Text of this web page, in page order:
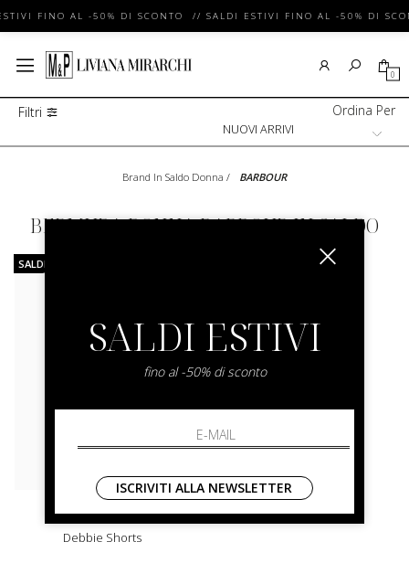
FINO AL -50% DI SCONTO // SALDI ESTIVI FINO AL -50% DI
0
Filtri Ordina Per
Brand In Saldo Donna / BARBOUR
BERMUDA DONNA BARBOUR IN SALDO
SALDI
barbour
Debbie Shorts
SALDI ESTIVI
fino al -50% di sconto
ISCRIVITI ALLA NEWSLETTER